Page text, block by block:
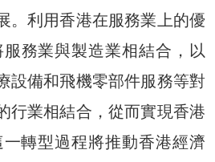
。利用香港在服務業上的優
務業與製造業相結合，以
設備和飛機零部件服務等對
行業相結合，從而實現香港
轉型過程將推動香港經濟